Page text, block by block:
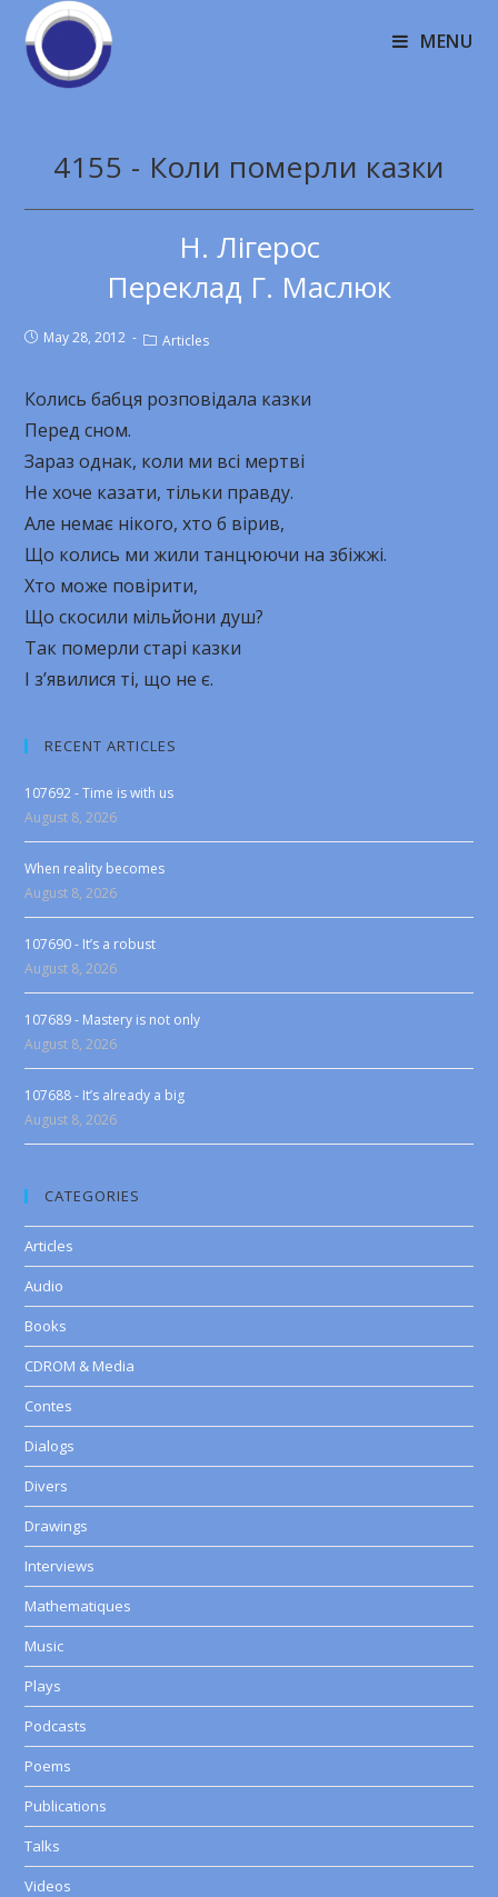
MENU
4155 - Коли померли казки
Н. Лігерос
Переклад Г. Маслюк
May 28, 2012 Articles
Колись бабця розповідала казки
Перед сном.
Зараз однак, коли ми всі мертві
Не хоче казати, тільки правду.
Але немає нікого, хто б вірив,
Що колись ми жили танцюючи на збіжжі.
Хто може повірити,
Що скосили мільйони душ?
Так померли старі казки
І з’явилися ті, що не є.
RECENT ARTICLES
107692 - Time is with us
August 8, 2026
When reality becomes
August 8, 2026
107690 - It’s a robust
August 8, 2026
107689 - Mastery is not only
August 8, 2026
107688 - It’s already a big
August 8, 2026
CATEGORIES
Articles
Audio
Books
CDROM & Media
Contes
Dialogs
Divers
Drawings
Interviews
Mathematiques
Music
Plays
Podcasts
Poems
Publications
Talks
Videos